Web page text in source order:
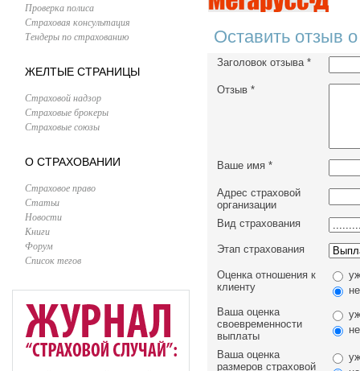
Проверка полиса
Страховая консультация
Тендеры по страхованию
ЖЕЛТЫЕ СТРАНИЦЫ
Страховой надзор
Страховые брокеры
Страховые союзы
О СТРАХОВАНИИ
Страховое право
Статьи
Новости
Книги
Форум
Список тегов
Оставить отзыв
Заголовок отзыва *
Отзыв *
Ваше имя *
Адрес страховой
организации
Вид страхования
Этап страхования
Оценка отношения к
клиенту
Ваша оценка
своевременности
выплаты
Ваша оценка
размеров страховой